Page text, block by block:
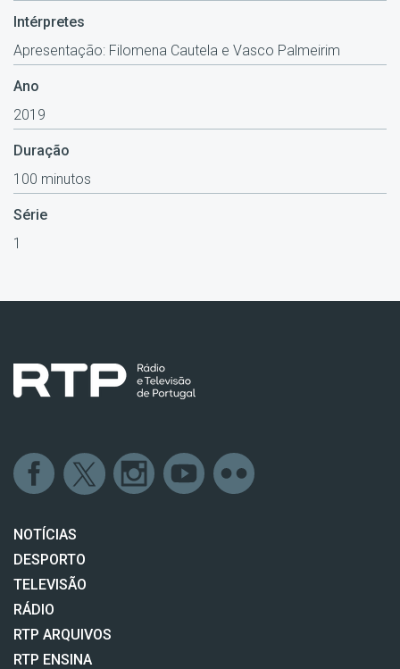
Intérpretes
Apresentação: Filomena Cautela e Vasco Palmeirim
Ano
2019
Duração
100 minutos
Série
1
NOTÍCIAS
DESPORTO
TELEVISÃO
RÁDIO
RTP ARQUIVOS
RTP ENSINA